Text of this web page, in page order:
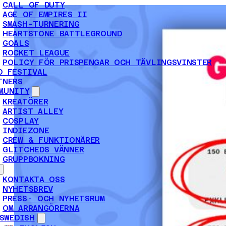
CALL OF DUTY
AGE OF EMPIRES II
SMASH-TURNERING
HEARTSTONE BATTLEGROUND
GOALS
ROCKET LEAGUE
POLICY FÖR PRISPENGAR OCH TÄVLINGSVINSTER
FESTIVAL
KREATÖRER
ARTIST ALLEY
COSPLAY
INDIEZONE
CREW & FUNKTIONÄRER
GLITCHEDS VÄNNER
GRUPPBOKNING
KONTAKTA OSS
NYHETSBREV
PRESS- OCH NYHETSRUM
OM ARRANGÖRERNA